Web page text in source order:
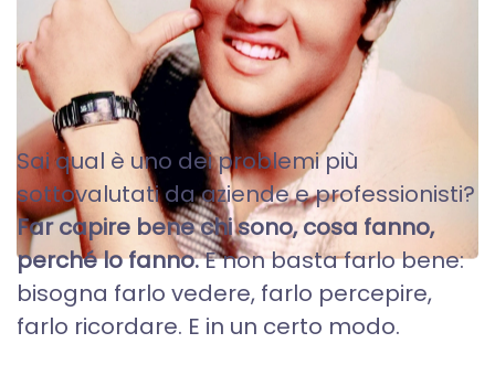
WEB REPUTATION E
PERSONAL BRANDING
Sai qual è uno dei problemi più
sottovalutati da aziende e professionisti?
Far capire bene chi sono, cosa fanno,
perché lo fanno.E non basta farlo bene:
bisogna farlo vedere, farlo percepire,
farlo ricordare. E in un certo modo.